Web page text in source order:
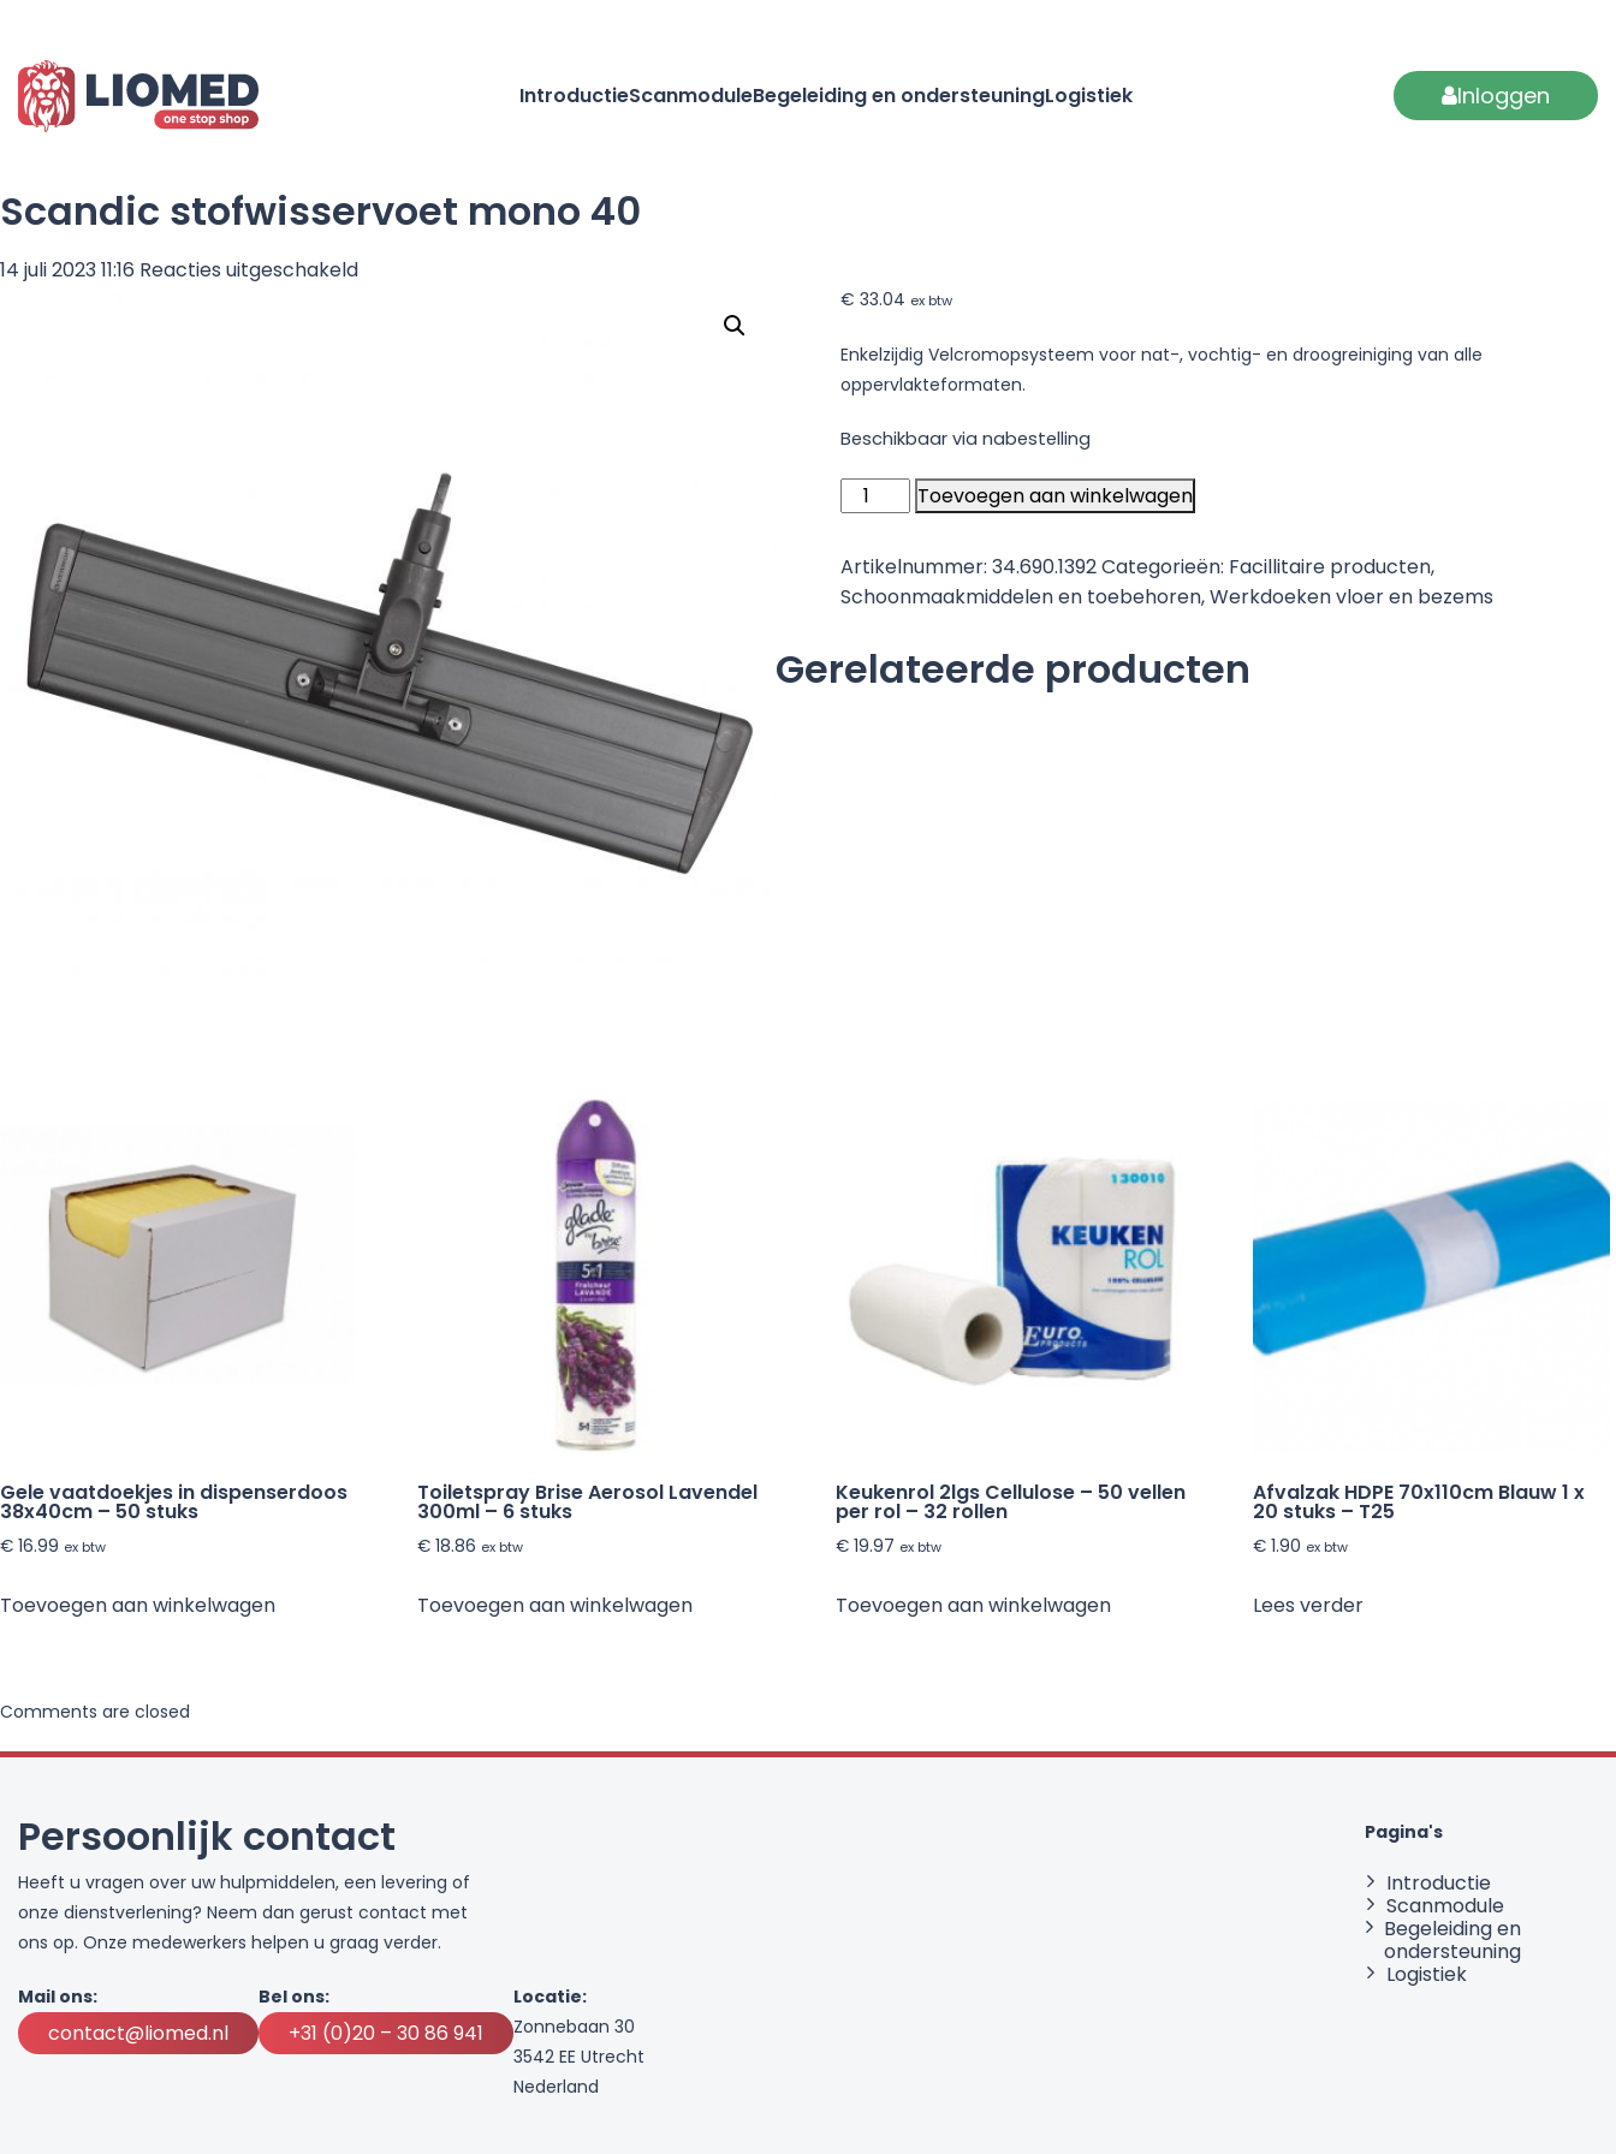
IntroductieScanmoduleBegeleiding en ondersteuningLogistiek Inloggen
Scandic stofwisservoet mono 40
14 juli 2023 11:16 Reacties uitgeschakeldvoor
€ 33.04 ex btw
Enkelzijdig Velcromopsysteem voor nat-, vochtig- en droogreiniging van alle
oppervlakteformaten.
Beschikbaar via nabestelling
Scandic
stofwisservoet
mono
40
aantal
Toevoegen aan winkelwagen
Artikelnummer: 34.690.1392Categorieën: Facillitaire producten,
Schoonmaakmiddelen en toebehoren,Werkdoeken vloer en bezems
Gerelateerde producten
Gele vaatdoekjes in dispenserdoos
38x40cm – 50 stuks
€ 16.99 ex btw
Toevoegen aan winkelwagen
Toiletspray Brise Aerosol Lavendel
300ml – 6 stuks
€ 18.86 ex btw
Toevoegen aan winkelwagen
Keukenrol 2lgs Cellulose – 50 vellen
per rol – 32 rollen
€19.97 ex btw
Toevoegen aan winkelwagen
Afvalzak HDPE 70x110cm Blauw 1 x
20 stuks – T25
€ 1.90 ex btw
Lees verder
Comments are closed
Persoonlijk contact
Heeft u vragen over uw hulpmiddelen, een levering of
onze dienstverlening? Neem dan gerust contact met
ons op. Onze medewerkers helpen u graag verder.
Mail ons:
contact@liomed.nl
Bel ons:
+31 (0)20 – 30 86 941
Locatie:
Zonnebaan 30
3542 EE Utrecht
Nederland
Pagina's
Introductie
Scanmodule
Begeleiding en
ondersteuning
Logistiek